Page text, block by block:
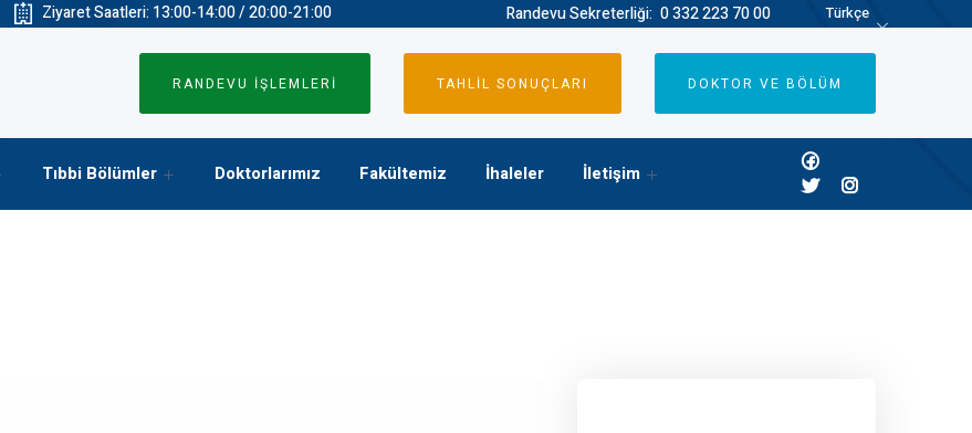
Ziyaret Saatleri: 13:00-14:00 / 20:00-21:00 Randevu Sekreterliği: 0 332 223 70 00 Türkçe
RANDEVU İŞLEMLERİ TAHLİL SONUÇLARI DOKTOR VE BÖLÜM
Tıbbi Bölümler Doktorlarımız Fakültemiz İhaleler İletişim